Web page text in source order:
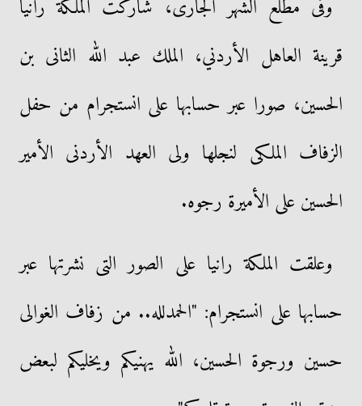
وفى مطلع الشهر الجارى، شاركت الملكة رانيا
قرينة العاهل الأردني، الملك عبد الله الثانى بن
الحسين، صورا عبر حسابها على انستجرام من حفل
الزفاف الملكى لنجلها ولى العهد الأردنى الأمير
الحسين على الأميرة رجوه.
وعلقت الملكة رانيا على الصور التى نشرتها عبر
حسابها على انستجرام: "الحمدلله.. من زفاف الغوالى
حسين ورجوة الحسين، الله يهنيكم ويخليكم لبعض